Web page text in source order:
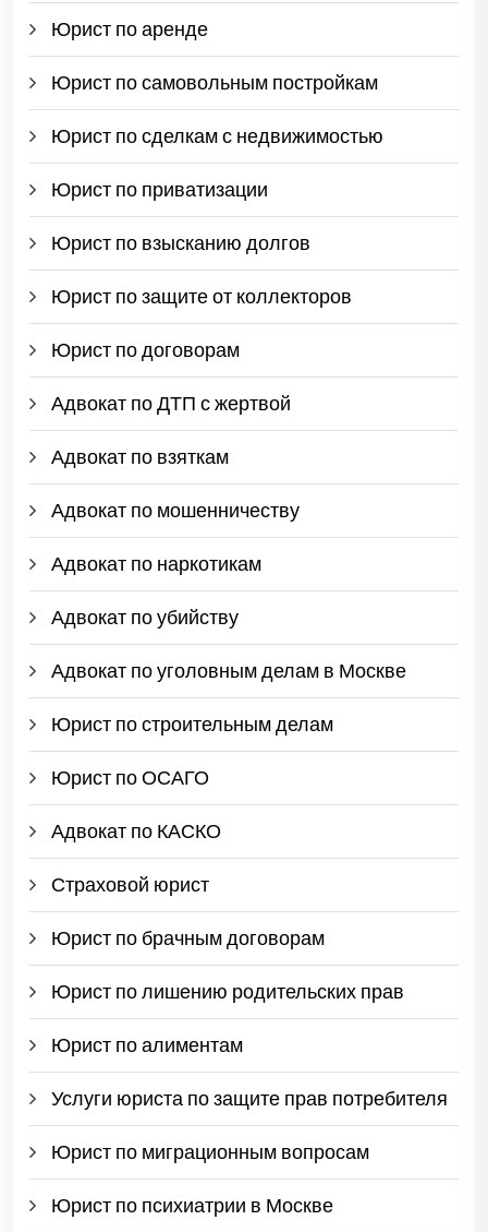
Юрист по аренде
Юрист по самовольным постройкам
Юрист по сделкам с недвижимостью
Юрист по приватизации
Юрист по взысканию долгов
Юрист по защите от коллекторов
Юрист по договорам
Адвокат по ДТП с жертвой
Адвокат по взяткам
Адвокат по мошенничеству
Адвокат по наркотикам
Адвокат по убийству
Адвокат по уголовным делам в Москве
Юрист по строительным делам
Юрист по ОСАГО
Адвокат по КАСКО
Страховой юрист
Юрист по брачным договорам
Юрист по лишению родительских прав
Юрист по алиментам
Услуги юриста по защите прав потребителя
Юрист по миграционным вопросам
Юрист по психиатрии в Москве